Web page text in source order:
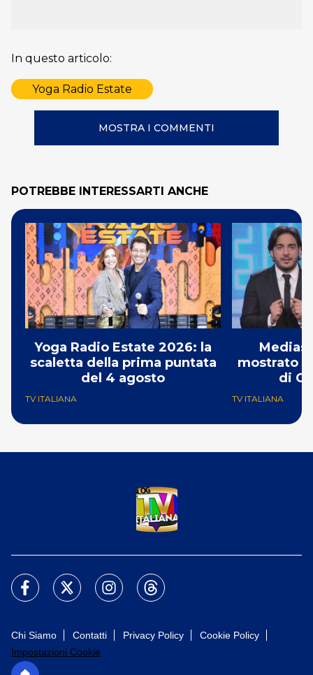
In questo articolo:
Yoga Radio Estate
MOSTRA I COMMENTI
POTREBBE INTERESSARTI ANCHE
Yoga Radio Estate 2026: la
scaletta della prima puntata
del 4 agosto
TV ITALIANA
mostrato il
di
TV ITALIANA
Chi Siamo Contatti Privacy Policy
Cookie Policy
Impostazioni Cookie